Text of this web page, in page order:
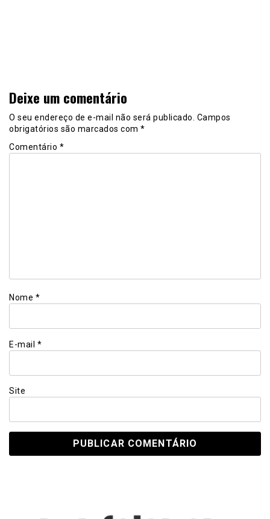
Deixe um comentário
O seu endereço de e-mail não será publicado. Campos
obrigatórios são marcados com *
Comentário *
Nome *
E-mail *
Site